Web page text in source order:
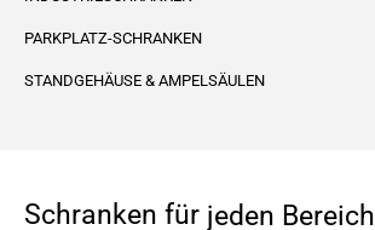
PARKPLATZ-SCHRANKEN
STANDGEHÄUSE & AMPELSÄULEN
Schranken für jeden Bereich